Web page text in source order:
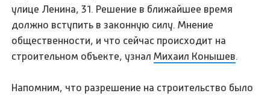
улице Ленина, 31. Решение в ближайшее время
должно вступить в законную силу. Мнение
общественности, и что сейчас происходит на
строительном объекте, узналМихаил Конышев.
Напомним, что разрешение на строительство было